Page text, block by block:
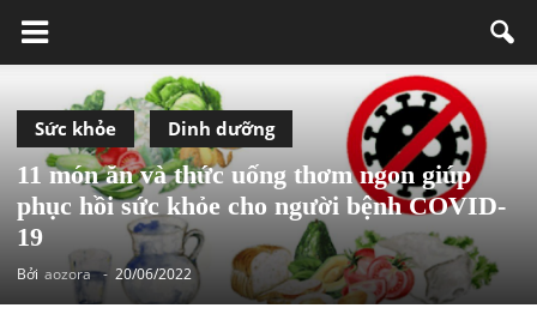
Sức khỏe Dinh dưỡng
11 món ăn và thức uống thơm ngon giúp
phục hồi sức khỏe cho người bệnh COVID-
19
Bởi aozora - 20/06/2022